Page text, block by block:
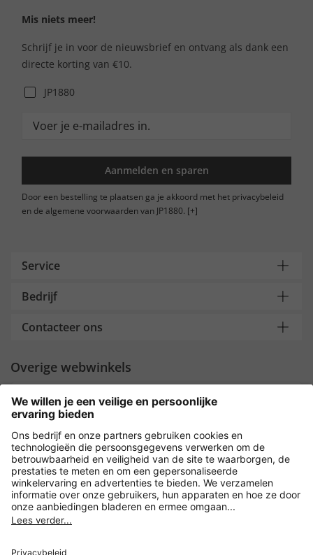
Mis niets meer!
Schrijf je in voor de nieuwsbrief en ontvang als dank een
directe korting van €10.
JP1880
Aanmelden en sparen
Door een bestelling te plaatsen ga je akkoord met het privacybeleid
en de algemene voorwaarden van JP1880. [+]
Service
Bedrijf
Contacteer ons
Overige webwinkels
Nederland
Payment and Delivery
Versleuteling met